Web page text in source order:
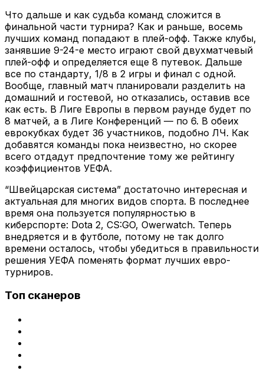
Что дальше и как судьба команд сложится в
финальной части турнира? Как и раньше, восемь
лучших команд попадают в плей-офф. Также клубы,
занявшие 9-24-е место играют свой двухматчевый
плей-офф и определяется еще 8 путевок. Дальше
все по стандарту, 1/8 в 2 игры и финал с одной.
Вообще, главный матч планировали разделить на
домашний и гостевой, но отказались, оставив все
как есть. В Лиге Европы в первом раунде будет по
8 матчей, а в Лиге Конференций — по 6. В обеих
еврокубках будет 36 участников, подобно ЛЧ. Как
добавятся команды пока неизвестно, но скорее
всего отдадут предпочтение тому же рейтингу
коэффициентов УЕФА.
“Швейцарская система” достаточно интересная и
актуальная для многих видов спорта. В последнее
время она пользуется популярностью в
киберспорте: Dota 2, CS:GO, Owerwatch. Теперь
внедряется и в футболе, потому не так долго
времени осталось, чтобы убедиться в правильности
решения УЕФА поменять формат лучших евро-
турниров.
Топ сканеров